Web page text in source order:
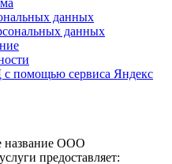
данных
данных
с помощью сервиса Яндекс
название ООО
предоставляет: